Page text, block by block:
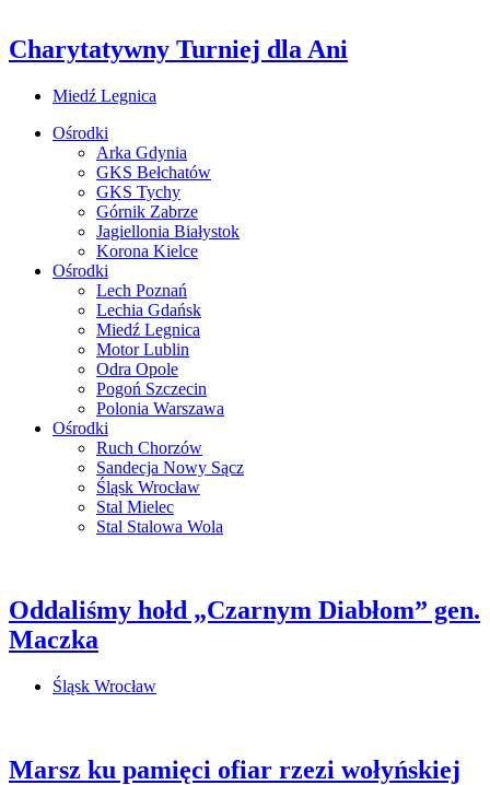
Charytatywny Turniej dla Ani
Miedź Legnica
Ośrodki
Arka Gdynia
GKS Bełchatów
GKS Tychy
Górnik Zabrze
Jagiellonia Białystok
Korona Kielce
Ośrodki
Lech Poznań
Lechia Gdańsk
Miedź Legnica
Motor Lublin
Odra Opole
Pogoń Szczecin
Polonia Warszawa
Ośrodki
Ruch Chorzów
Sandecja Nowy Sącz
Śląsk Wrocław
Stal Mielec
Stal Stalowa Wola
Oddaliśmy hołd „Czarnym Diabłom” gen.
Maczka
Śląsk Wrocław
Marsz ku pamięci ofiar rzezi wołyńskiej